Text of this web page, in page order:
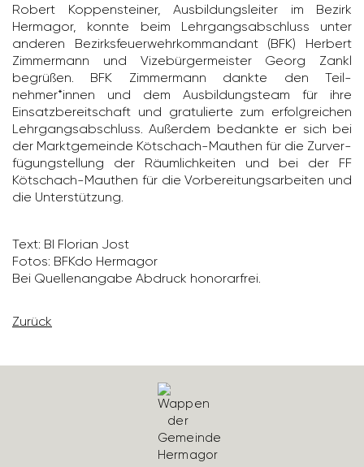
Robert Koppen­steiner, Ausbil­dungs­leiter im Bezirk
Hermagor, konnte beim Lehr­gangs­ab­schluss unter
anderen Bezirks­feu­er­wehr­kom­man­dant (BFK) Herbert
Zimmer­mann und Vize­bür­ger­meister Georg Zankl
begrüßen. BFK Zimmer­mann dankte den Teil­
nehmer*innen und dem Ausbil­dungs­team für ihre
Einsatz­be­reit­schaft und gratu­lierte zum erfolg­rei­chen
Lehr­gangs­ab­schluss. Außerdem bedankte er sich bei
der Markt­ge­meinde Kötschach-Mauthen für die Zurver­
fü­gung­stel­lung der Räum­lich­keiten und bei der FF
Kötschach-Mauthen für die Vorbe­rei­tungs­ar­beiten und
die Unter­stüt­zung.
Text: BI Florian Jost
Fotos: BFKdo Hermagor
Bei Quel­len­an­gabe Abdruck hono­rar­frei.
Zurück